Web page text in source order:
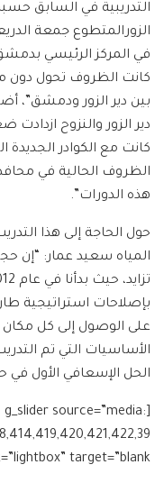
التدريبية في السابق
الزورالمتطوع جمعة
في المركز الرئيسي
كانت الظروف تحول دون
بين دير الزور ودمشق”،
دير الزور والنزوح ازدادت
كانت مع الكوادر الجديدة
الظروف الحالية في
هذه الدورات”.
حول الحاجة إلى هذا
المياه سعيد عمار: “إن
بإصلاحات استراتيجية
على الوصول إلى كل
الأساسيات التي تم
الحل الإسعافي الأول في
[g_slider source=”media:
target=”blank”]